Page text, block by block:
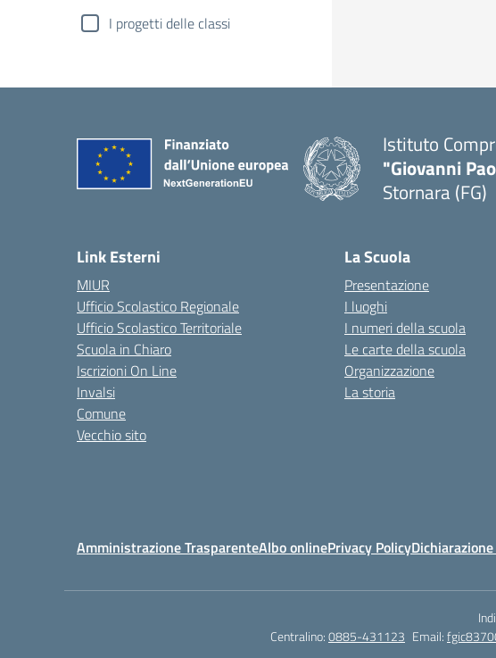
I progetti delle classi
Istituto
"Giovanni
Stornara (FG)
Link Esterni
MIUR
Ufficio Scolastico Regionale
Ufficio Scolastico Territoriale
Scuola in Chiaro
Iscrizioni On Line
Invalsi
Comune
Vecchio sito
La Scuola
Presentazione
I luoghi
I numeri della scuola
Le carte della scuola
Organizzazione
La storia
Amministrazione TrasparenteAlbo onlinePrivacy Policy
Centralino:0885-431123 Email: